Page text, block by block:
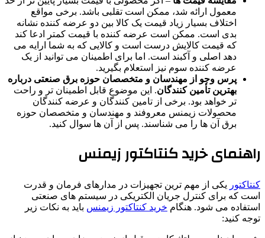
معمول ارائه شد، ممکن است تقلبی باشد. برخی مواقع
اختلاف بسیار زیاد قیمت یک کالا بین دو عرضه کننده نشانه
بدی است. ممکن است عرضه کننده با قیمت کمتر ادعا کند
که قیمت کالایش درست است و کالایی که به شما ارایه می
دهد اصلی و آکبند است. اما برای اطمینان می توانید از یک
عرضه کننده سوم نیز استعلام بگیرید.
پرس وجو از مهندسان و متخصصان حوزه برق صنعتی درباره
بهترین تأمین کنندگان. این موضوع قابل اطمینان تر و راحت
تر خواهد بود. برخی از تامین کنندگان و عرضه کنندگان
محصولات زیمنس معروفند و مهندسان و متخصصان حوزه
برق آن ها را می شناسند. پس از آن ها سوال کنید.
راهنمای خرید کنتاکتور زیمنس
کنتاکتور یکی از مهم ترین تجهیزات در مدارهای فرمان و قدرت
است که برای کنترل جریان الکتریکی در سیستم های صنعتی
استفاده می شود. هنگام خرید کنتاکتور زیمنس باید به نکات زیر
توجه کنید: